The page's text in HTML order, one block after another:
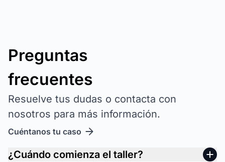
Preguntas
frecuentes
Resuelve tus dudas o contacta con
nosotros para más información.
Cuéntanos tu caso
¿Cuándo comienza el taller?